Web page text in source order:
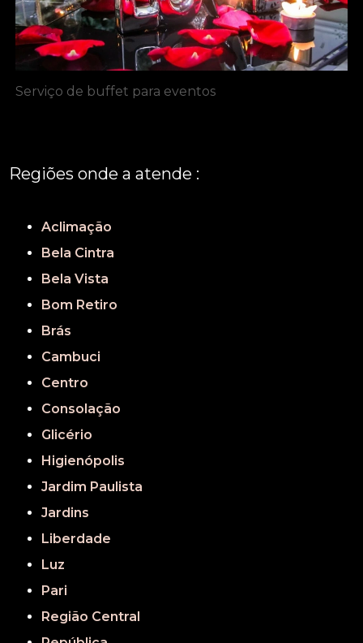
Serviço de buffet para eventos
Regiões onde a atende :
Aclimação
Bela Cintra
Bela Vista
Bom Retiro
Brás
Cambuci
Centro
Consolação
Glicério
Higienópolis
Jardim Paulista
Jardins
Liberdade
Luz
Pari
Região Central